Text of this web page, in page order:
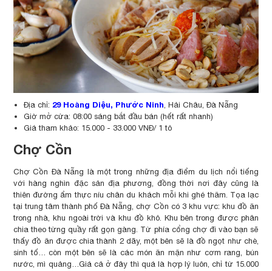
Địa chỉ: 29 Hoàng Diệu, Phước Ninh, Hải Châu, Đà Nẵng
Giờ mở cửa: 08:00 sáng bắt đầu bán (hết rất nhanh)
Giá tham khảo: 15.000 - 33.000 VNĐ/ 1 tô
Chợ Cồn
Chợ Cồn Đà Nẵng là một trong những địa điểm du lịch nổi tiếng
với hàng nghìn đặc sản địa phương, đồng thời nơi đây cũng là
thiên đường ẩm thực níu chân du khách mỗi khi ghé thăm. Tọa lạc
tại trung tâm thành phố Đà Nẵng, chợ Cồn có 3 khu vực: khu đồ ăn
trong nhà, khu ngoài trời và khu đồ khô. Khu bên trong được phân
chia theo từng quầy rất gọn gàng. Từ phía cổng chợ đi vào bạn sẽ
thấy đồ ăn được chia thành 2 dãy, một bên sẽ là đồ ngọt như chè,
sinh tố… còn một bên sẽ là các món ăn mặn như cơm rang, bún
nước, mì quảng…Giá cả ở đây thì quá là hợp lý luôn, chỉ từ 15.000